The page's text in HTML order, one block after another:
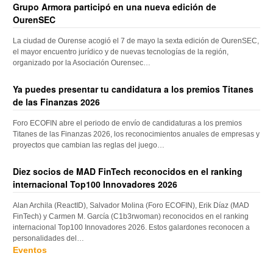
Grupo Armora participó en una nueva edición de
OurenSEC
La ciudad de Ourense acogió el 7 de mayo la sexta edición de OurenSEC,
el mayor encuentro jurídico y de nuevas tecnologías de la región,
organizado por la Asociación Ourensec…
Ya puedes presentar tu candidatura a los premios Titanes
de las Finanzas 2026
Foro ECOFIN abre el periodo de envío de candidaturas a los premios
Titanes de las Finanzas 2026, los reconocimientos anuales de empresas y
proyectos que cambian las reglas del juego…
Diez socios de MAD FinTech reconocidos en el ranking
internacional Top100 Innovadores 2026
Alan Archila (ReactID), Salvador Molina (Foro ECOFIN), Erik Díaz (MAD
FinTech) y Carmen M. García (C1b3rwoman) reconocidos en el ranking
internacional Top100 Innovadores 2026. Estos galardones reconocen a
personalidades del…
Eventos